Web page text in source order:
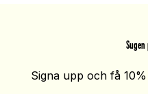
Sugen
Signa upp och få